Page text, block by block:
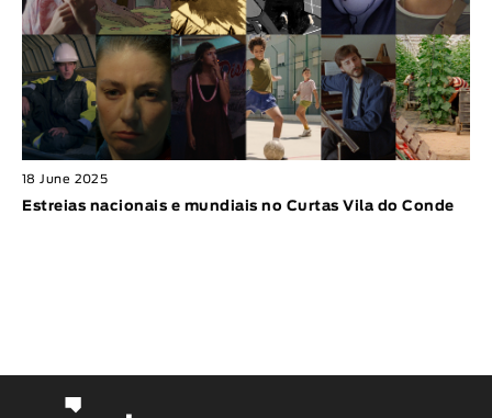
18 June 2025
Estreias nacionais e mundiais no Curtas Vila do Conde